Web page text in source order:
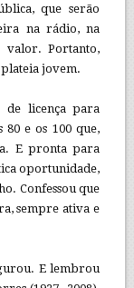
que serão
na rádio, na
Portanto,
jovem.
licença para
e os 100 que,
E pronta para
oportunidade,
Confessou que
sempre ativa e
E lembrou